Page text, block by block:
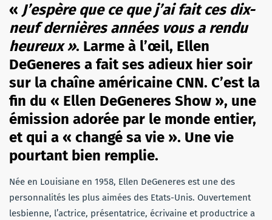
« J’espère que ce que j’ai fait ces dix-
neuf dernières années vous a rendu
heureux ». Larme à l’œil, Ellen
DeGeneres a fait ses adieux hier soir
sur la chaîne américaine CNN. C’est la
fin du « Ellen DeGeneres Show », une
émission adorée par le monde entier,
et qui a « changé sa vie ». Une vie
pourtant bien remplie.
Née en Louisiane en 1958, Ellen DeGeneres est une des
personnalités les plus aimées des Etats-Unis. Ouvertement
lesbienne, l’actrice, présentatrice, écrivaine et productrice a